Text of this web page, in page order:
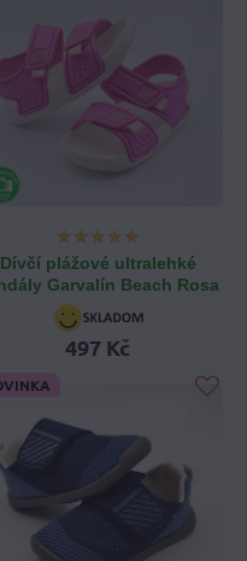
Dívčí plážové ultralehké
Garvalín Beach Rosa
497 Kč